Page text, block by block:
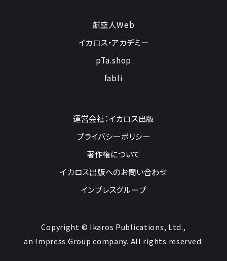
航空人Web
イカロス・アカデミー
pTa.shop
fabli
運営会社：イカロス出版
プライバシーポリシー
著作権について
イカロス出版へのお問い合わせ
インプレスグループ
Copyright © Ikaros Publications, Ltd.,
an Impress Group company. All rights reserved.